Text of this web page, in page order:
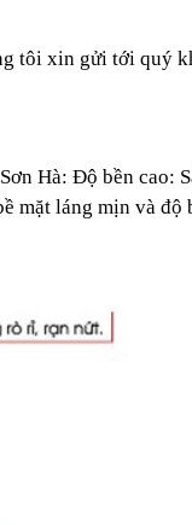
tôi xin gửi tới quý
Hà: Độ bền cao:
mặt láng mịn và